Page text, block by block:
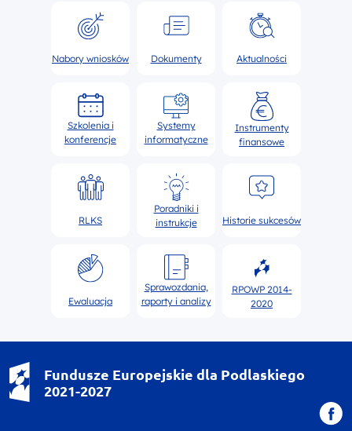
Nabory wniosków Dokumenty Aktualności
Szkolenia i
konferencje
Systemy
informatyczne
Instrumenty
finansowe
RLKS
Poradniki i
instrukcje
Historie sukcesów
Ewaluacja
Sprawozdania,
raporty i analizy
RPOWP 2014-
2020
Fundusze Europejskie dla Podlaskiego
2021-2027